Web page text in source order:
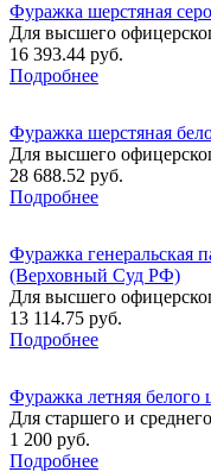
Фуражка шерстяная
Для высшего
16 393.44 руб.
Подробнее
Фуражка шерстяная
Для высшего
28 688.52 руб.
Подробнее
Фуражка генеральская
(Верховный Суд РФ)
Для высшего
13 114.75 руб.
Подробнее
Фуражка летняя
Для старшего и
1 200 руб.
Подробнее